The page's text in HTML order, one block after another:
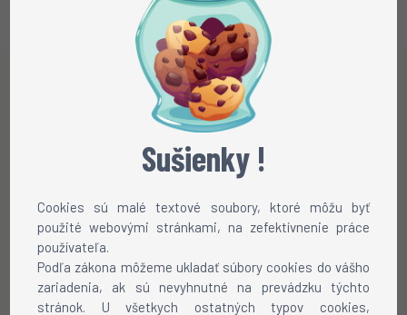
Sušienky !
Cookies sú malé textové soubory, ktoré môžu byť
použité webovými stránkami, na zefektívnenie práce
používateľa.
Podľa zákona môžeme ukladať súbory cookies do vášho
zariadenia, ak sú nevyhnutné na prevádzku týchto
stránok. U všetkych ostatných typov cookies,